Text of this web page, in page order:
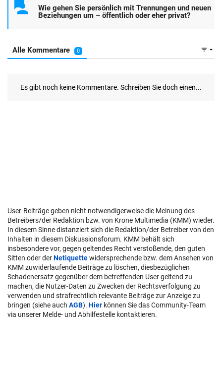
User-Beiträge geben nicht notwendigerweise die Meinung des
Betreibers/der Redaktion bzw. von Krone Multimedia (KMM) wieder.
In diesem Sinne distanziert sich die Redaktion/der Betreiber von den
Inhalten in diesem Diskussionsforum. KMM behält sich
insbesondere vor, gegen geltendes Recht verstoßende, den guten
Sitten oder derNetiquettewidersprechende bzw. dem Ansehen von
KMM zuwiderlaufende Beiträge zu löschen, diesbezüglichen
Schadenersatz gegenüber dem betreffenden User geltend zu
machen, die Nutzer-Daten zu Zwecken der Rechtsverfolgung zu
verwenden und strafrechtlich relevante Beiträge zur Anzeige zu
bringen (siehe auch AGB). Hier können Sie das Community-Team
via unserer Melde- und Abhilfestelle kontaktieren.